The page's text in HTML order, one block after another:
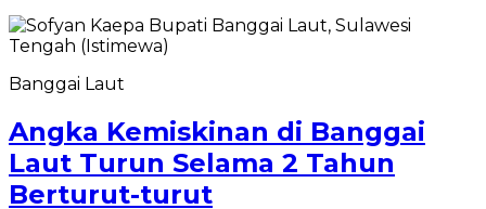
Banggai Laut
Angka Kemiskinan di Banggai
Laut Turun Selama 2 Tahun
Berturut-turut